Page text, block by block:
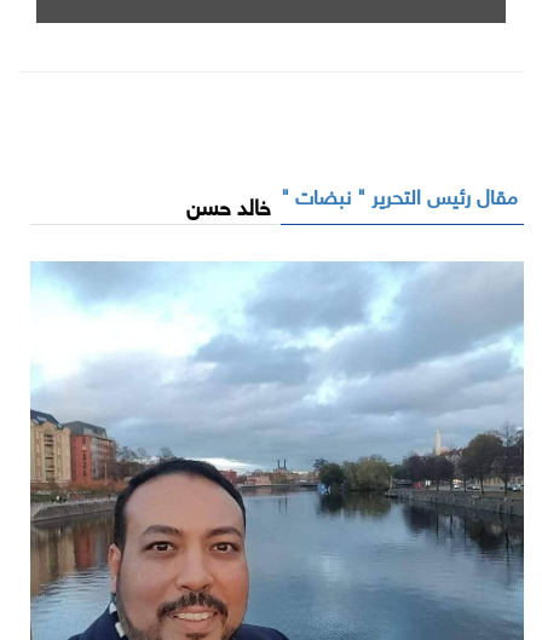
مقال رئيس التحرير " نبضات " خالد حسن